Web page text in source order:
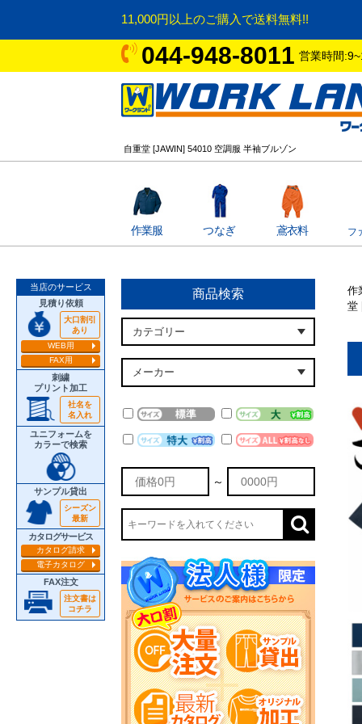
11,000円以上のご購入で送料無料!!
044-948-8011 営業時間
自重堂 [JAWIN] 54010 空調服 半袖ブルゾン
作業服 つなぎ 鳶衣料 フ
当店のサービス
見積り依頼
大口割引
あり
WEB用
FAX用
刺繍
プリント加工
社名を
名入れ
ユニフォームを
カラーで検索
サンプル貸出
シーズン
最新
カタログサービス
カタログ請求
電子カタログ
FAX注文
注文書は
コチラ
商品検索
～
作
堂